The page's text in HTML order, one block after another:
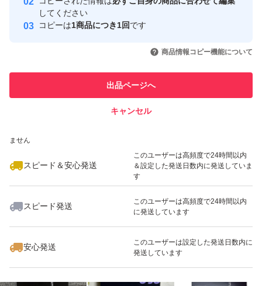
取引実績
引を完了させた実績があります
での取引実績があります
ません
スピード＆安心発送
このユーザーは高頻度で24時間以内
＆設定した発送日数内に発送していま
す
スピード発送
このユーザーは高頻度で24時間以内
に発送しています
安心発送
このユーザーは設定した発送日数内に
発送しています
してください
コピーは1商品につき1回です
商品情報コピー機能について
出品ページへ
キャンセル
いいね！
1,999